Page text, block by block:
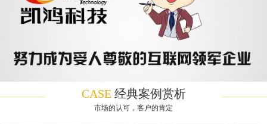
CASE经典案例赏析
市场的认可，客户的肯定